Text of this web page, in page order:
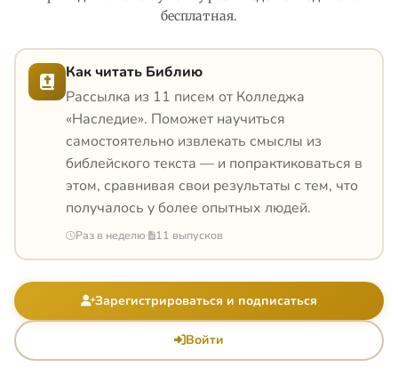
бесплатная.
Как читать Библию
Рассылка из 11 писем от Колледжа
«Наследие». Поможет научиться
самостоятельно извлекать смыслы из
библейского текста — и попрактиковаться в
этом, сравнивая свои результаты с тем, что
получалось у более опытных людей.
Раз в неделю· 11 выпусков
Зарегистрироваться и подписаться
Войти